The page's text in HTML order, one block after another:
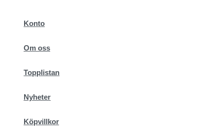
innehållKonto
Om oss
Topplistan
Nyheter
Köpvillkor